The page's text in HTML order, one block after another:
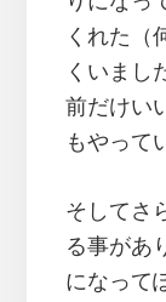
くれた（
くいまし
前だけい
もやって
そしてさ
る事があ
になって